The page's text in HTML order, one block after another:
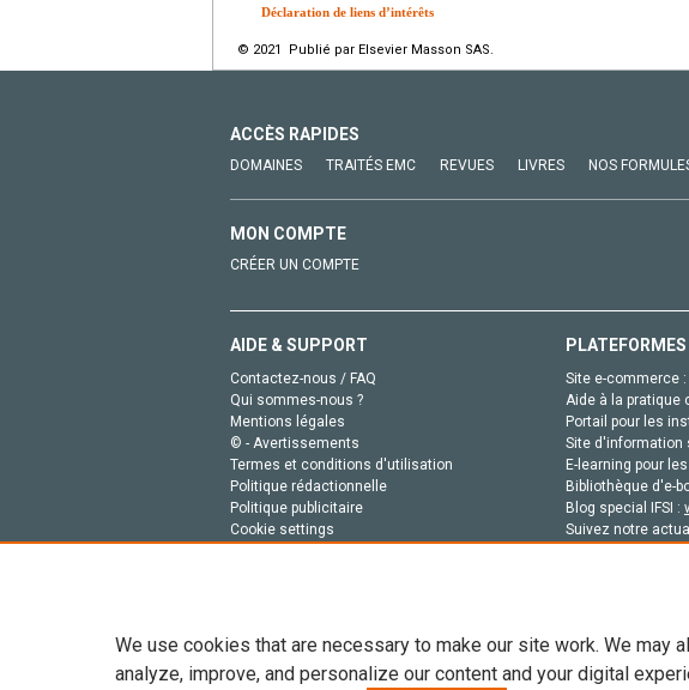
Déclaration de liens d’intérêts
© 2021 Publié par Elsevier Masson SAS.
ACCÈS RAPIDES
DOMAINES TRAITÉS EMC REVUES LIVRES NOS
MON COMPTE
CRÉER UN COMPTE
AIDE & SUPPORT
Contactez-nous / FAQ
Qui sommes-nous ?
Mentions légales
© - Avertissements
Termes et conditions d'utilisation
Politique rédactionnelle
Politique publicitaire
Cookie settings
Site e-commerce :
Aide à la pratique
Portail pour les
Site d'information
E-learning pour
Bibliothèque d'e-
Blog special IFSI :
Suivez notre
We use cookies that are necessary to make our site work. We may
analyze, improve, and personalize our content and your digital